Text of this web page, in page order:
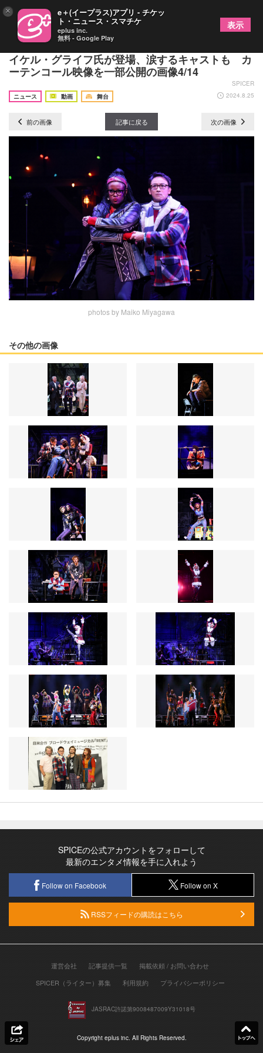
日米合作『RENT』初日にオリジナル版演出家のマ
イケル・グライフ氏が登場、涙するキャストも カ
ーテンコール映像を一部公開の画像4/14
SPICER
ニュース
動画 舞台 2024.8.25
前の画像 記事に戻る 次の画像
photos by Maiko Miyagawa
その他の画像
SPICEの公式アカウントをフォローして
最新のエンタメ情報を手に入れよう
Follow on Facebook Follow on X
RSSフィードの購読はこちら
運営会社 記事提供一覧
掲載依頼 / お問い合わせ
SPICER（ライター）募集
利用規約 プライバシーポリシー
JASRAC許諾第9008487009Y31018号
Copyright eplus inc. All Rights Reserved.
× e＋(イープラス)アプリ - チケッ
ト・ニュース・スマチケ
eplus inc.
無料 - Google Play
表示